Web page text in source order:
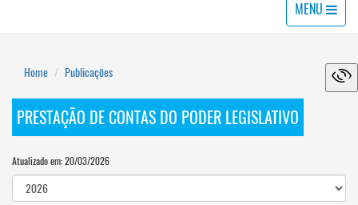
MENU
Home Publicações
PRESTAÇÃO DE CONTAS DO PODER LEGISLATIVO
Atualizado em: 20/03/2026